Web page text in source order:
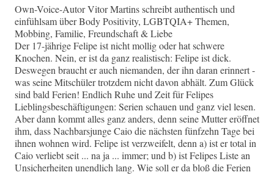
Own-Voice-Autor Vitor Martins schreibt authentisch und
einfühlsam über Body Positivity, LGBTQIA+ Themen,
Mobbing, Familie, Freundschaft & Liebe
Der 17-jährige Felipe ist nicht mollig oder hat schwere
Knochen. Nein, er ist da ganz realistisch: Felipe ist dick.
Deswegen braucht er auch niemanden, der ihn daran erinnert -
was seine Mitschüler trotzdem nicht davon abhält. Zum Glück
sind bald Ferien! Endlich Ruhe und Zeit für Felipes
Lieblingsbeschäftigungen: Serien schauen und ganz viel lesen.
Aber dann kommt alles ganz anders, denn seine Mutter eröffnet
ihm, dass Nachbarsjunge Caio die nächsten fünfzehn Tage bei
ihnen wohnen wird. Felipe ist verzweifelt, denn a) ist er total in
Caio verliebt seit ... na ja ... immer; und b) ist Felipes Liste an
Unsicherheiten unendlich lang. Wie soll er da bloß die Ferien